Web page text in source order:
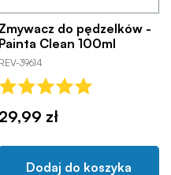
Zmywacz do pędzelków -
Painta Clean 100ml
REV-39614
29,99 zł
Dodaj do koszyka